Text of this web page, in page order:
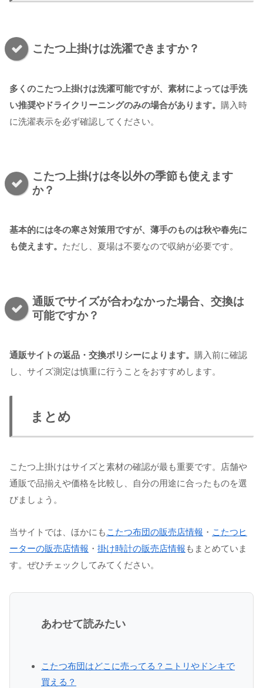
こたつ上掛けは洗濯できますか？
多くのこたつ上掛けは洗濯可能ですが、素材によっては手洗
い推奨やドライクリーニングのみの場合があります。 購入時
に洗濯表示を必ず確認してください。
こたつ上掛けは冬以外の季節も使えます
か？
基本的には冬の寒さ対策用ですが、薄手のものは秋や春先に
も使えます。 ただし、夏場は不要なので収納が必要です。
通販でサイズが合わなかった場合、交換は
可能ですか？
通販サイトの返品・交換ポリシーによります。 購入前に確認
し、サイズ測定は慎重に行うことをおすすめします。
まとめ
こたつ上掛けはサイズと素材の確認が最も重要です。店舗や
通販で品揃えや価格を比較し、自分の用途に合ったものを選
びましょう。
当サイトでは、ほかにも こたつ布団の販売店情報 ・ こたつヒ
ーターの販売店情報 ・ 掛け時計の販売店情報 もまとめていま
す。ぜひチェックしてみてください。
あわせて読みたい
こたつ布団はどこに売ってる？ニトリやドンキで
買える？